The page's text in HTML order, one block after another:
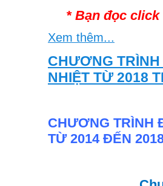
* Bạn đọc click
Xem thêm...
CHƯƠNG
NHIỆT TỪ 2018
CHƯƠNG TRÌNH
TỪ 2014 ĐẾN